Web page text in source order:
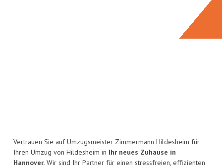
Vertrauen Sie auf Umzugsmeister Zimmermann Hildesheim für
Ihren Umzug von Hildesheim in Ihr neues Zuhause in
Hannover. Wir sind Ihr Partner für einen stressfreien, effizienten